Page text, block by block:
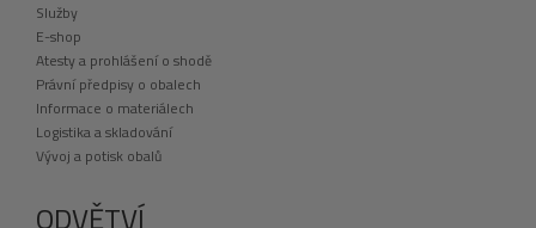
Služby
E-shop
Atesty a prohlášení o shodě
Právní předpisy o obalech
Informace o materiálech
Logistika a skladování
Vývoj a potisk obalů
ODVĚTVÍ